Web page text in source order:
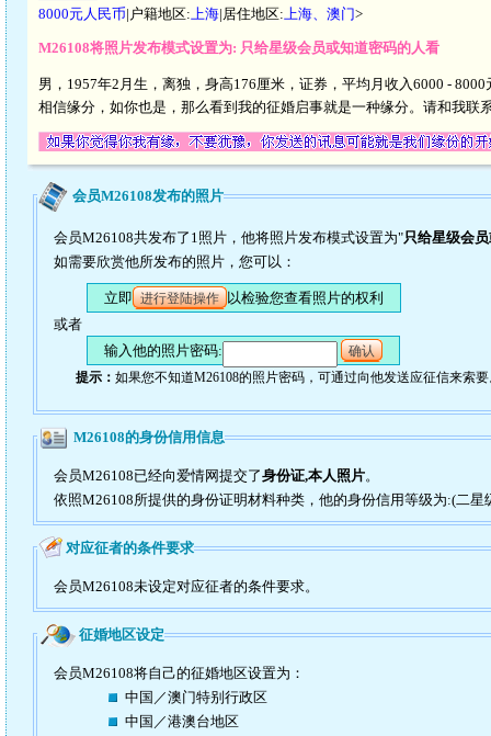
8000元人民币|户籍地区:上海|居住地区:上海、澳门>
M26108将照片发布模式设置为: 只给星级会员或知道密码的人看
男，1957年2月生，离独，身高176厘米，证券，平均月收入6000 -
相信缘分，如你也是，那么看到我的征婚启事就是一种缘分。请和我联
会员M26108发布的照片
会员M26108共发布了1照片，他将照片发布模式设置为"只给星级会
如需要欣赏他所发布的照片，您可以：
立即 进行登陆操作 以检验您查看照片的权利
或者
输入他的照片密码:
确认
提示： 如果您不知道M26108的照片密码，可通过向他发送应征信来索
M26108的身份信用信息
会员M26108已经向爱情网提交了身份证,本人照片。
依照M26108所提供的身份证明材料种类，他的身份信用等级为:(二星
对应征者的条件要求
会员M26108未设定对应征者的条件要求。
征婚地区设定
会员M26108将自己的征婚地区设置为：
中国／澳门特别行政区
中国／港澳台地区